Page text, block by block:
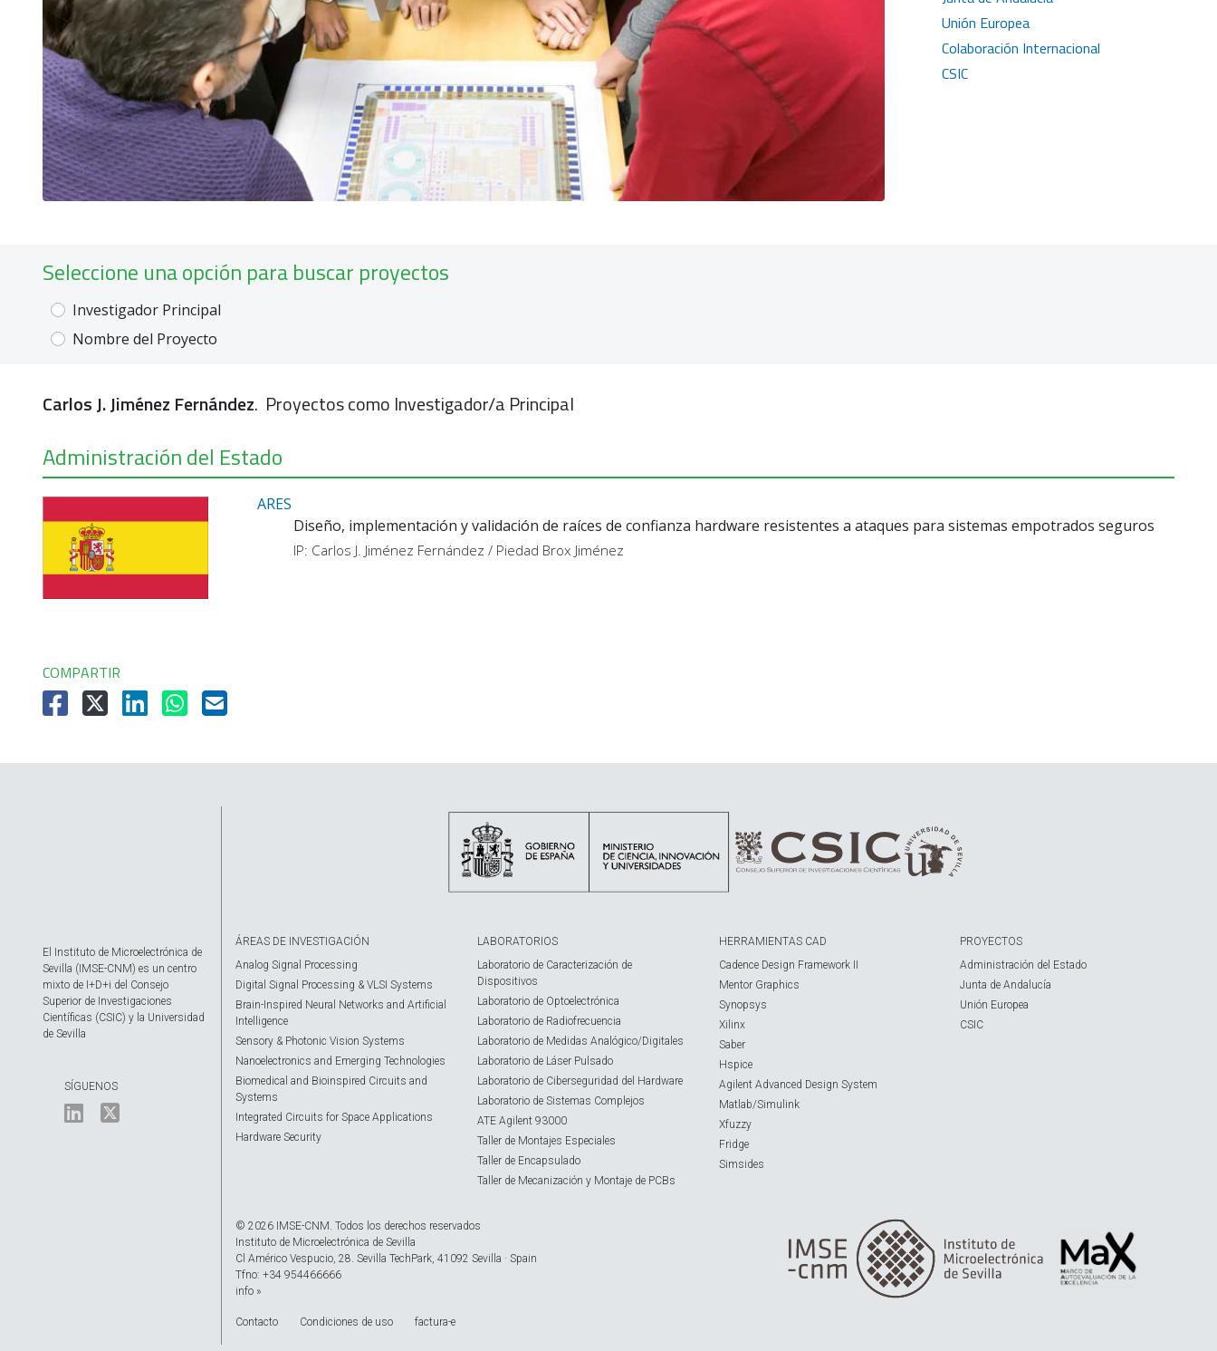
Unión Europea
Colaboración Internacional
CSIC
Seleccione una opción para buscar proyectos
Investigador Principal
Nombre del Proyecto
Carlos J. Jiménez Fernández. Proyectos como Investigador/a Principal
Administración del Estado
ARES
Diseño, implementación y validación de raíces de confianza hardware resistentes a ataques para sistemas empotrados seguros
IP: Carlos J. Jiménez Fernández / Piedad Brox Jiménez
COMPARTIR
El Instituto de Microelectrónica de
Sevilla (IMSE-CNM) es un centro
mixto de I+D+i del Consejo
Superior de Investigaciones
Científicas (CSIC) y la Universidad
de Sevilla
SÍGUENOS
ÁREAS DE INVESTIGACIÓN
Analog Signal Processing
Digital Signal Processing & VLSI Systems
Brain-Inspired Neural Networks and Artificial
Intelligence
Sensory & Photonic Vision Systems
Nanoelectronics and Emerging Technologies
Biomedical and Bioinspired Circuits and
Systems
Integrated Circuits for Space Applications
Hardware Security
LABORATORIOS
Laboratorio de Caracterización de
Dispositivos
Laboratorio de Optoelectrónica
Laboratorio de Radiofrecuencia
Laboratorio de Medidas Analógico/Digitales
Laboratorio de Láser Pulsado
Laboratorio de Ciberseguridad del Hardware
Laboratorio de Sistemas Complejos
ATE Agilent 93000
Taller de Montajes Especiales
Taller de Encapsulado
Taller de Mecanización y Montaje de PCBs
HERRAMIENTAS CAD
Cadence Design Framework II
Mentor Graphics
Synopsys
Xilinx
Saber
Hspice
Agilent Advanced Design System
Matlab/Simulink
Xfuzzy
Fridge
Simsides
PROYECTOS
Administración del Estado
Junta de Andalucía
Unión Europea
CSIC
© 2026 IMSE-CNM. Todos los derechos reservados
Instituto de Microelectrónica de Sevilla
Cl Américo Vespucio, 28. Sevilla TechPark, 41092 Sevilla · Spain
Tfno: +34 954466666
info »
Contacto Condiciones de uso factura-e